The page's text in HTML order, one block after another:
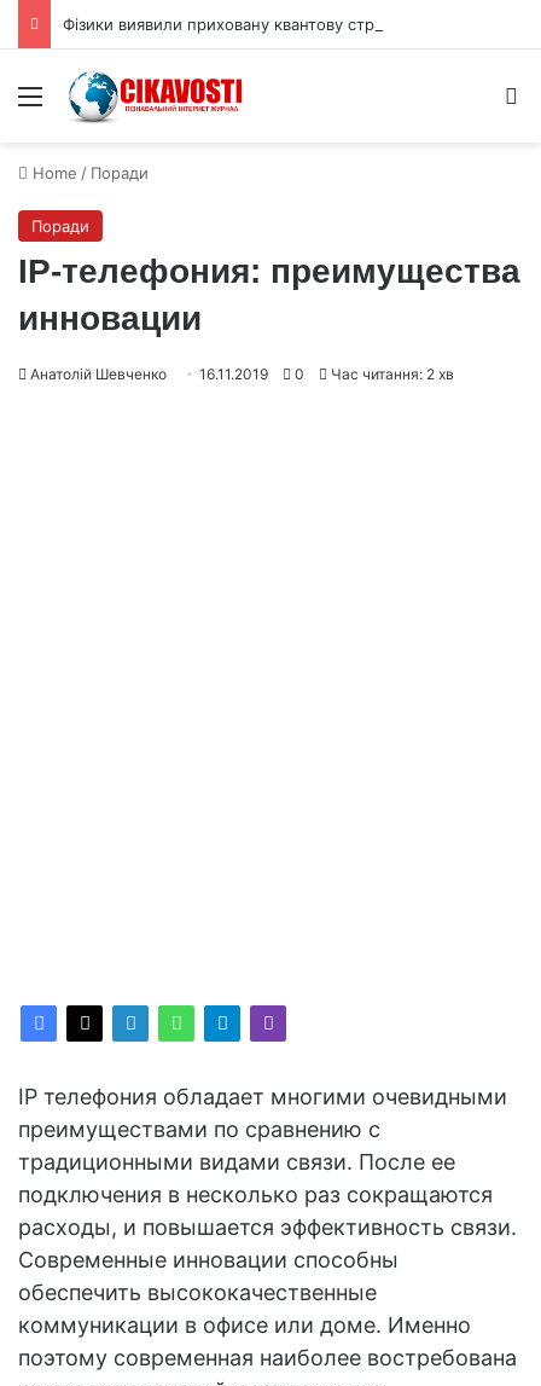
Menu
Home / Поради
Поради
IP-телефония: преимущества
инновации
Анатолій Шевченко 16.11.2019 0 Час читання: 2 хв
IP телефония обладает многими очевидными
преимуществами по сравнению с
традиционными видами связи. После ее
подключения в несколько раз сокращаются
расходы, и повышается эффективность связи.
Современные инновации способны
обеспечить высококачественные
коммуникации в офисе или доме. Именно
поэтому современная наиболее востребована